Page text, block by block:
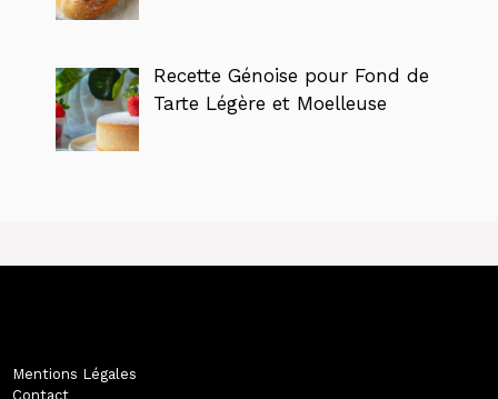
Recette Génoise pour Fond de
Tarte Légère et Moelleuse
Mentions Légales
Contact